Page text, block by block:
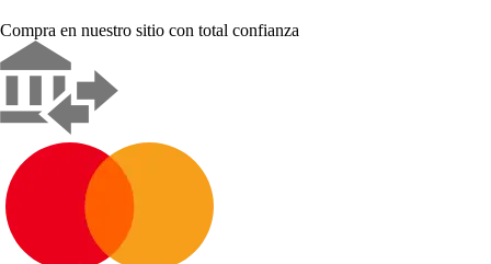
Compra en nuestro sitio con total confianza